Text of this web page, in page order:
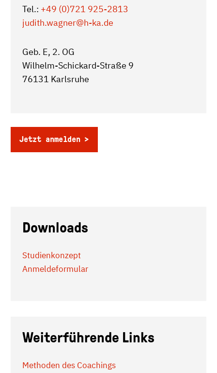
Tel.: +49 (0)721 925-2813
judith.wagner@h-ka.de
Geb. E, 2. OG
Wilhelm-Schickard-Straße 9
76131 Karlsruhe
Jetzt anmelden
Downloads
Studienkonzept
Anmeldeformular
Weiterführende Links
Methoden des Coachings